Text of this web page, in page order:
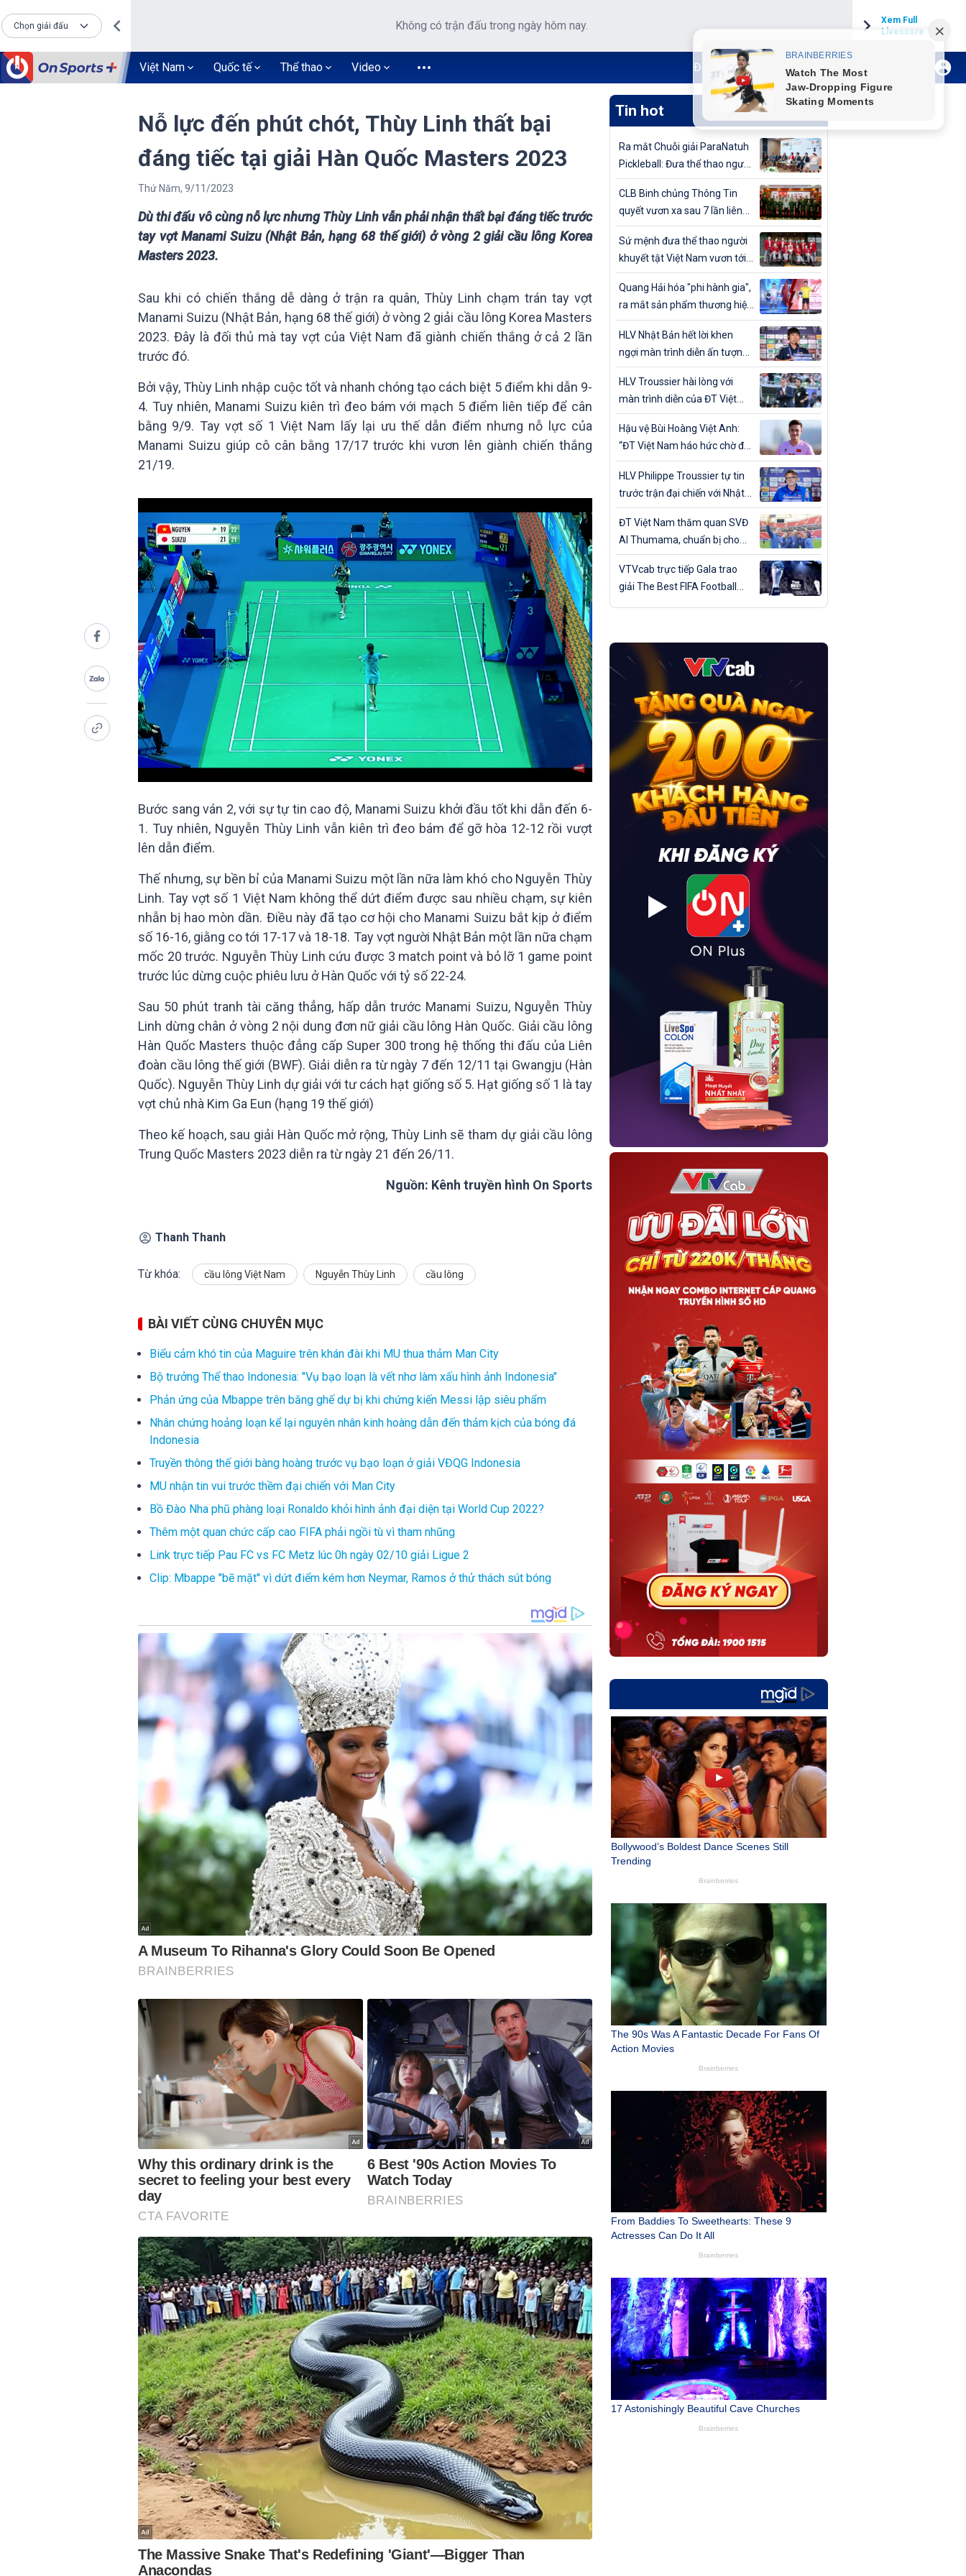
Chọn giải đấu Không có trận đấu trong ngày hôm nay.
Xem Full
Livescore
Việt Nam Quốc tế Thể thao Video Đăng ký Internet TH VTVCab Xem Live
Nỗ lực đến phút chót, Thùy Linh thất bại
đáng tiếc tại giải Hàn Quốc Masters 2023
Thứ Năm, 9/11 /2023
Dù thi đấu vô cùng nỗ lực nhưng Thùy Linh vẫn phải nhận thất bại đáng tiếc trước
tay vợt Manami Suizu (Nhật Bản, hạng 68 thế giới) ở vòng 2 giải cầu lông Korea
Masters 2023.
Sau khi có chiến thắng dễ dàng ở trận ra quân, Thùy Linh chạm trán tay vợt
Manami Suizu (Nhật Bản, hạng 68 thế giới) ở vòng 2 giải cầu lông Korea Masters
2023. Đây là đối thủ mà tay vợt của Việt Nam đã giành chiến thắng ở cả 2 lần
trước đó.
Bởi vậy, Thùy Linh nhập cuộc tốt và nhanh chóng tạo cách biệt 5 điểm khi dẫn 9-
4. Tuy nhiên, Manami Suizu kiên trì đeo bám với mạch 5 điểm liên tiếp để cân
bằng 9/9. Tay vợt số 1 Việt Nam lấy lại ưu thế dẫn điểm nhưng nỗ lực của
Manami Suizu giúp cô cân bằng 17/17 trước khi vươn lên giành chiến thắng
21/19.
Bước sang ván 2, với sự tự tin cao độ, Manami Suizu khởi đầu tốt khi dẫn đến 6-
1. Tuy nhiên, Nguyễn Thùy Linh vẫn kiên trì đeo bám để gỡ hòa 12-12 rồi vượt
lên dẫn điểm.
Thế nhưng, sự bền bỉ của Manami Suizu một lần nữa làm khó cho Nguyễn Thùy
Linh. Tay vợt số 1 Việt Nam không thể dứt điểm được sau nhiều chạm, sự kiên
nhẫn bị hao mòn dần. Điều này đã tạo cơ hội cho Manami Suizu bắt kịp ở điểm
số 16-16, giằng co tới 17-17 và 18-18. Tay vợt người Nhật Bản một lần nữa chạm
mốc 20 trước. Nguyễn Thùy Linh cứu được 3 match point và bỏ lỡ 1 game point
trước lúc dừng cuộc phiêu lưu ở Hàn Quốc với tỷ số 22-24.
Sau 50 phút tranh tài căng thẳng, hấp dẫn trước Manami Suizu, Nguyễn Thùy
Linh dừng chân ở vòng 2 nội dung đơn nữ giải cầu lông Hàn Quốc. Giải cầu lông
Hàn Quốc Masters thuộc đẳng cấp Super 300 trong hệ thống thi đấu của Liên
đoàn cầu lông thế giới (BWF). Giải diễn ra từ ngày 7 đến 12/11 tại Gwangju (Hàn
Quốc). Nguyễn Thùy Linh dự giải với tư cách hạt giống số 5. Hạt giống số 1 là tay
vợt chủ nhà Kim Ga Eun (hạng 19 thế giới)
Theo kế hoạch, sau giải Hàn Quốc mở rộng, Thùy Linh sẽ tham dự giải cầu lông
Trung Quốc Masters 2023 diễn ra từ ngày 21 đến 26/11.
Nguồn: Kênh truyền hình On Sports
Thanh Thanh
Từ khóa: cầu lông Việt Nam Nguyễn Thùy Linh cầu lông
BÀI VIẾT CÙNG CHUYÊN MỤC
Biểu cảm khó tin của Maguire trên khán đài khi MU thua thảm Man City
Bộ trưởng Thể thao Indonesia: "Vụ bạo loạn là vết nhơ làm xấu hình ảnh Indonesia"
Phản ứng của Mbappe trên băng ghế dự bị khi chứng kiến Messi lập siêu phẩm
Nhân chứng hoảng loạn kể lại nguyên nhân kinh hoàng dẫn đến thảm kịch của bóng đá
Indonesia
Truyền thông thế giới bàng hoàng trước vụ bạo loạn ở giải VĐQG Indonesia
MU nhận tin vui trước thềm đại chiến với Man City
Bồ Đào Nha phũ phàng loại Ronaldo khỏi hình ảnh đại diện tại World Cup 2022?
Thêm một quan chức cấp cao FIFA phải ngồi tù vì tham nhũng
Link trực tiếp Pau FC vs FC Metz lúc 0h ngày 02/10 giải Ligue 2
Clip: Mbappe "bẽ mặt" vì dứt điểm kém hơn Neymar, Ramos ở thử thách sút bóng
Tin hot
Ra mắt Chuỗi giải ParaNatuh
Pickleball: Đưa thể thao người
khuyết tật lên tầm cao mới
CLB Binh chủng Thông Tin
quyết vươn xa sau 7 lần liên
tiếp vô địch Giải bóng chuyền
Cúp Quân đội mở rộng 2024
Sứ mệnh đưa thể thao người
khuyết tật Việt Nam vươn tới
đỉnh cao
Quang Hải hóa "phi hành gia",
ra mắt sản phẩm thương hiệu
cá nhân trong ngày sinh nhật
HLV Nhật Bản hết lời khen
ngợi màn trình diễn ấn tượng
của ĐT Việt Nam
HLV Troussier hài lòng với
màn trình diễn của ĐT Việt
Nam trước Nhật Bản
Hậu vệ Bùi Hoàng Việt Anh:
“ĐT Việt Nam háo hức chờ đợi
trận đấu với Nhật Bản”
HLV Philippe Troussier tự tin
trước trận đại chiến với Nhật
Bản
ĐT Việt Nam thăm quan SVĐ
Al Thumama, chuẩn bị cho
trận gặp Nhật Bản
VTVcab trực tiếp Gala trao
giải The Best FIFA Football